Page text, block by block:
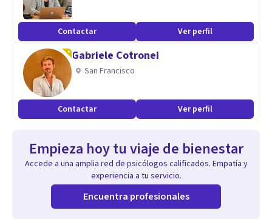
Problemas
Codependencia
Divorcio
Violencia intrafamiliar y de género
Conflictos familiares
Duelo
Trastorno obsesivo-compulsivo (TOC)
Autoestima
Insomnio y trastornos del sueño
Contactar Ver perfil
Gabriele Cotronei
San Francisco
Contactar Ver perfil
Empieza hoy tu viaje de bienestar
Accede a una amplia red de psicólogos calificados. Empatía y
experiencia a tu servicio.
Encuentra profesionales